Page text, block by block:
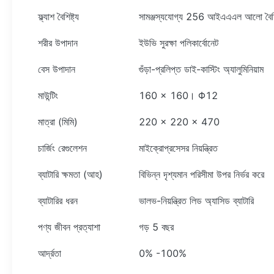
ফ্ল্যাশ বৈশিষ্ট্য সামঞ্জস্যযোগ্য 256 আইএএএল আলো
শরীর উপাদান ইউভি সুরক্ষা পলিকার্বোনেট
বেস উপাদান গুঁড়া-প্রলিপ্ত ডাই-কাস্টিং অ্যালুমিনিয়াম
মাউন্টিং 160 × 160। Φ12
মাত্রা (মিমি) 220 × 220 × 470
চার্জিং রেগুলেশন মাইক্রোপ্রসেসর নিয়ন্ত্রিত
ব্যাটারি ক্ষমতা (আহ) বিভিন্ন দৃশ্যমান পরিসীমা উপর নির্ভর করে
ব্যাটারির ধরন ভালভ-নিয়ন্ত্রিত লিড অ্যাসিড ব্যাটারি
পণ্য জীবন প্রত্যাশা গড় 5 বছর
আর্দ্রতা 0% -100%